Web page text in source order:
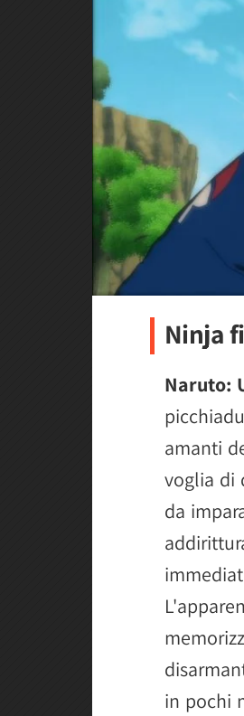
Ninja
Naruto:
amanti
voglia di
da
in pochi